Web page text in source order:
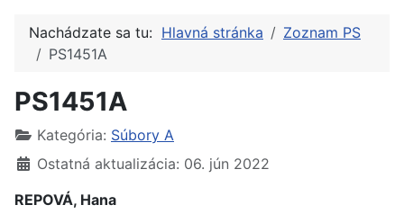
Nachádzate sa tu: Hlavná stránka
Zoznam PS
PS1451A
PS1451A
Kategória: Súbory A
Ostatná aktualizácia: 06. jún 2022
REPOVÁ, Hana